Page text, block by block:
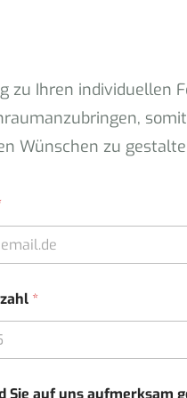
Ihren individuellen
Wünschen zu
*
Sie auf uns aufmerksam